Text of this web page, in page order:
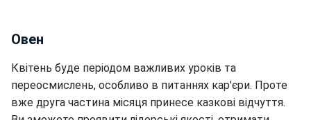
Овен
Квітень буде періодом важливих уроків та
переосмислень, особливо в питаннях кар'єри. Проте
вже друга частина місяця принесе казкові відчуття.